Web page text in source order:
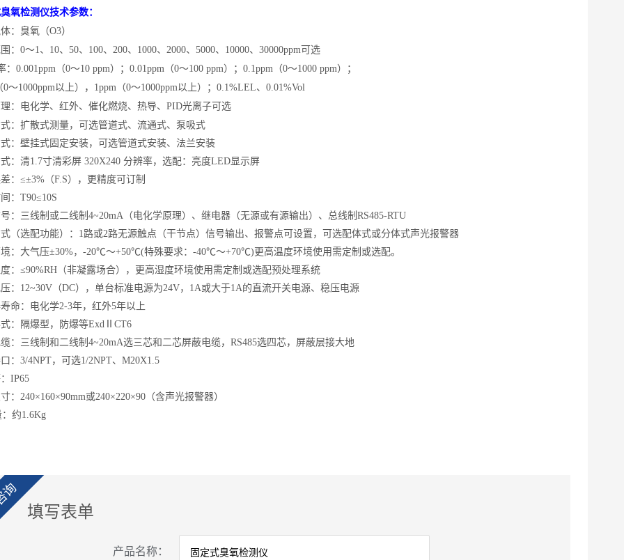
氧检测仪技术参数：
：臭氧（O3）
： 0～1、10、50、100、200、1000、2000、5000、10000、30000ppm可选
：0.001ppm（0～10 ppm）；0.01ppm（0～100 ppm）；0.1ppm（0～1000 ppm）；
0～1000ppm以上），1ppm（0～1000ppm以上）；0.1%LEL、0.01%Vol
：电化学、红外、催化燃烧、热导、 PID光离子可选
：扩散式测量，可选管道式、流通式、泵吸式
：壁挂式固定安装，可选管道式安装、法兰安装
：清1.7寸清彩屏 320X240 分辨率，选配：亮度LED显示屏
： ≤±3%（F.S），更精度可订制
： T90≤10S
：三线制或二线制 4~20mA（电化学原理）、继电器（无源或有源输出）、总线制RS485-RTU
（选配功能）： 1路或2路无源触点（干节点）信号输出、报警点可设置，可选配体式或分体式声光报警器
：大气压±30%，-20℃～+50℃(特殊要求：-40℃～+70℃)更高温度环境使用需定制或选配。
： ≤90%RH（非凝露场合），更高湿度环境使用需定制或选配预处理系统
： 12~30V（DC），单台标准电源为24V，1A或大于1A的直流开关电源、稳压电源
命：电化学2-3年，红外5年以上
：隔爆型，防爆等ExdⅡCT6
：三线制和二线制 4~20mA选三芯和二芯屏蔽电缆，RS485选四芯，屏蔽层接大地
： 3/4NPT，可选1/2NPT、M20X1.5
IP65
： 240×160×90mm或240×220×90（含声光报警器）
约1.6Kg
填写表单
产品名称：